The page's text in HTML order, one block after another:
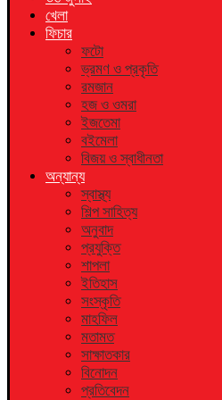
খেলা
ফিচার
ফটো
ভ্রমণ ও প্রকৃতি
রমজান
হজ ও ওমরা
ইজতেমা
বইমেলা
বিজয় ও স্বাধীনতা
অন্যান্য
স্বাস্থ্য
শিল্প সাহিত্য
অনুবাদ
প্রযুক্তি
শাপলা
ইতিহাস
সংস্কৃতি
মাহফিল
মতামত
সাক্ষাতকার
বিনোদন
প্রতিবেদন